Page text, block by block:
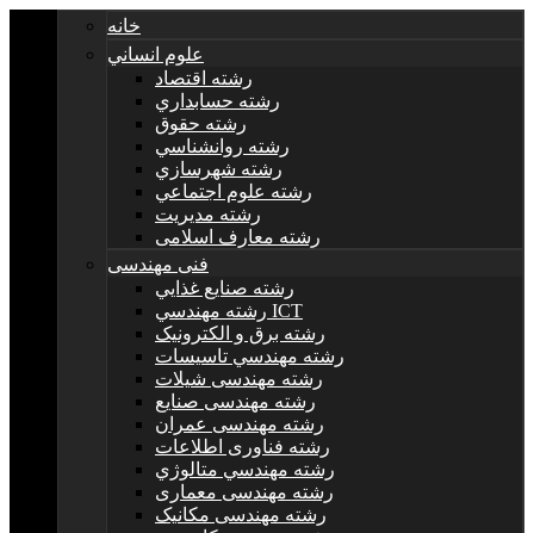
خانه
علوم انساني
رشته اقتصاد
رشته حسابداري
رشته حقوق
رشته روانشناسي
رشته شهرسازي
رشته علوم اجتماعي
رشته مديريت
رشته معارف اسلامی
فنی مهندسی
رشته صنايع غذايي
رشته مهندسي ICT
رشته برق و الکترونيک
رشته مهندسي تاسيسات
رشته مهندسی شیلات
رشته مهندسی صنایع
رشته مهندسی عمران
رشته فناوری اطلاعات
رشته مهندسي متالوژي
رشته مهندسی معماری
رشته مهندسی مکانیک